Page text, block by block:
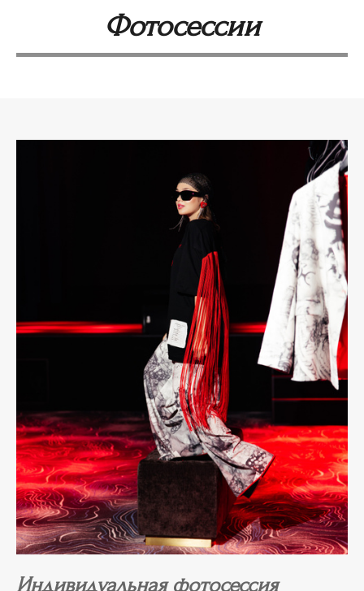
Фотосессии
Индивидуальная фотосессия